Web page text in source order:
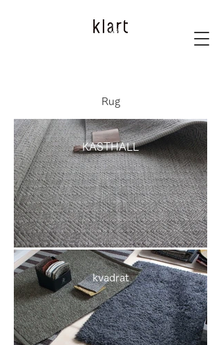
Rug
KASTHALL
kvadrat